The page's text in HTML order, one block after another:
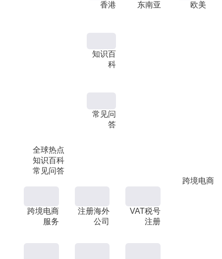
全球热点
知识百科
常见问答
香港 东南亚 欧美
知识百
科
常见问
答
跨境电商
跨境电商
服务
注册海外
公司
VAT税号
注册